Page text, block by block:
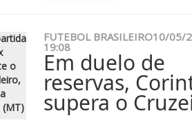
FUTEBOL BRASILEIRO10/05/
19:08
Em duelo de
reservas,
supera o